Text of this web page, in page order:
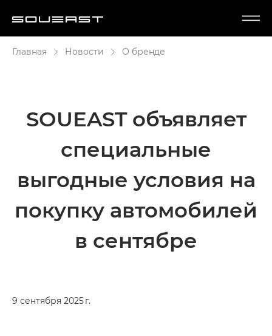
Главная Новости О бренде
SOUEAST объявляет
специальные
выгодные условия на
покупку автомобилей
в сентябре
9 сентября 2025 г.